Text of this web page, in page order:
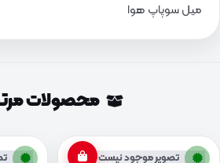
میل سوپاپ هوا
محصولات
تصویر موجود نیست